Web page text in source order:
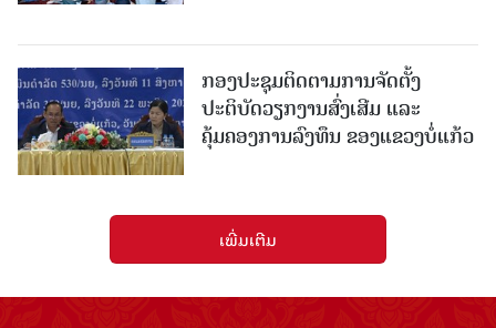
ກອງປະຊຸມຕິດຕາມການຈັດຕັ້ງ
ປະຕິບັດວຽກງານສົ່ງເສີມ ແລະ
ຄຸ້ມຄອງການລົງທຶນ ຂອງແຂວງບໍ່ແກ້ວ
ເພີ່ມເຕີມ